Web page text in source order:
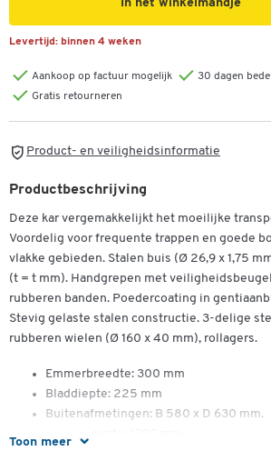
In het winkelmandje
Levertijd: binnen 4 weken
Aankoop op factuur mogelijk
30 dagen
Gratis retourneren
Product- en veiligheidsinformatie
Toon meer
Productbeschrijving
Deze kar vergemakkelijkt het moeilijke
Voordelig voor frequente trappen en goede
vlakke gebieden. Stalen buis (Ø 26,9 x 1,75
(t = t mm). Handgrepen met
rubberen banden. Poedercoating in
Stevig gelaste stalen constructie. 3-delige
rubberen wielen (Ø 160 x 40 mm), rollagers.
Emmerbreedte: 300 mm
Bladdiepte: 225 mm
Buitenafmetingen: B 580 x D 630 mm.